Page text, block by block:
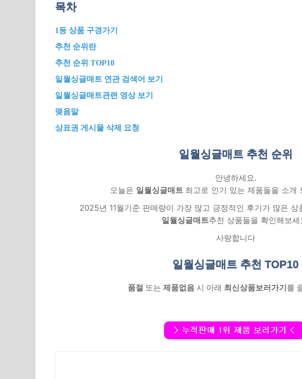
목차
1등 상품 구경가기
추천 순위란
추천 순위 TOP10
일월싱글매트 연관 검색어 보기
일월싱글매트관련 영상 보기
맺음말
상표권 게시물 삭제 요청
일월싱글매트 추천 순위
안녕하세요.
오늘은 일월싱글매트 최고로 인기 있는 제품들을 소개
2025년 11월기준 판매량이 가장 많고 긍정적인 후기가 많은 상
일월싱글매트추천 상품들을 확인해보세
사랑합니다
일월싱글매트 추천 TOP10
품절 또는 제품없음시 아래 최신상품보러가기 를